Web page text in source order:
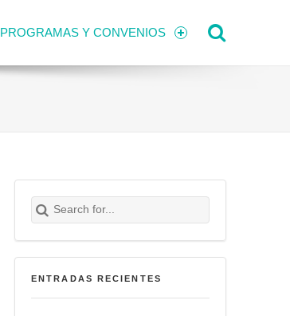
PROGRAMAS Y CONVENIOS
Search for:
Buscar
ENTRADAS RECIENTES